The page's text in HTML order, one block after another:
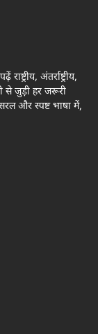
अंतर्राष्ट्रीय,
से जुड़ी हर जरूरी
और स्पष्ट भाषा में,